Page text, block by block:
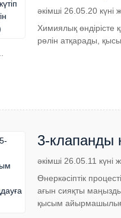
кездесетін
әкімші 26.05.20 күні
Химиялық өндірісте
рөлін атқарады,
3-
әкімші 26.05.11 күні
Өнеркәсіптік
ағын сияқты
қысым